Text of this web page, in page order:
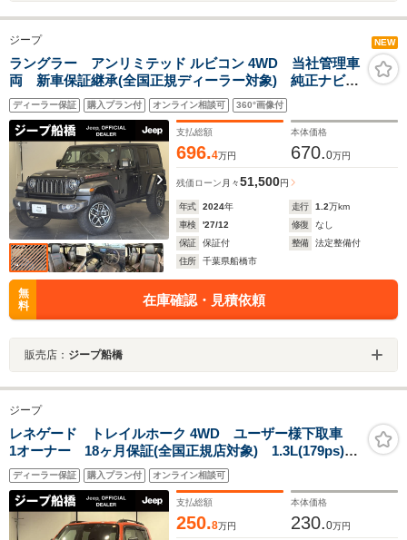
ジープ NEW
ラングラー アンリミテッド ルビコン 4WD 当社管理車
両 新車保証継承(全国正規ディーラー対象) 純正ナビ
CarPlay 2.0ETC バックカメラ ブラックレザーシー
ト(ヒーター付) 記録簿 取説 スペアキー 認定中古車
ディーラー保証 購入プラン付 オンライン相談可 360°画像付
支払総額
696.4万円
本体価格
670.0万円
残価ローン 月々51,500円
年式 2024年 走行 1.2万km
車検
'27/12 修復
なし
保証
保証付 整備
法定整備付
住所
千葉県船橋市
無
料
在庫確認・見積依頼
販売店： ジープ船橋
ジープ
レネゲード トレイルホーク 4WD ユーザー様下取車
1オーナー 18ヶ月保証(全国正規店対象) 1.3L(179ps)
CarPlay ETC Bカメラ セレクテレインシステム セ
ーフティ機能 記録簿 取扱説明書 スペアキー 認定
中古車
ディーラー保証 購入プラン付 オンライン相談可
支払総額
250.8万円
本体価格
230.0万円